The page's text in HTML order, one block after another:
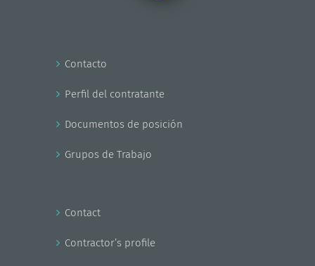
Contacto
Perfil del contratante
Documentos de posición
Grupos de Trabajo
Contact
Contractor’s profile